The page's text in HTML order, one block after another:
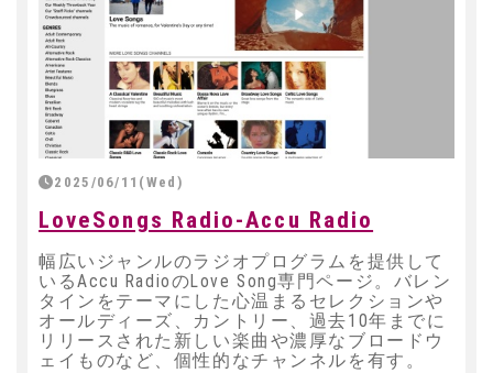
2025/06/11(Wed)
LoveSongs Radio-Accu Radio
幅広いジャンルのラジオプログラムを提供して
いるAccu RadioのLove Song専門ページ。バレン
タインをテーマにした心温まるセレクションや
オールディーズ、カントリー、過去10年までに
リリースされた新しい楽曲や濃厚なブロードウ
ェイものなど、個性的なチャンネルを有す。